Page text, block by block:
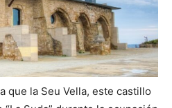
que la Seu Vella, este castillo